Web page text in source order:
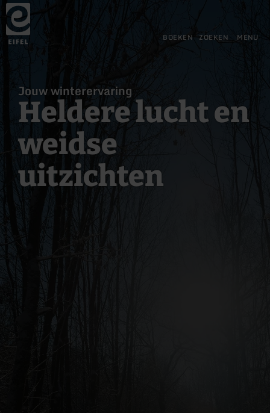
Terug
naar
de
startpagina
BOEKEN ZOEKEN MENU
Jouw winterervaring
Heldere lucht en
weidse
uitzichten